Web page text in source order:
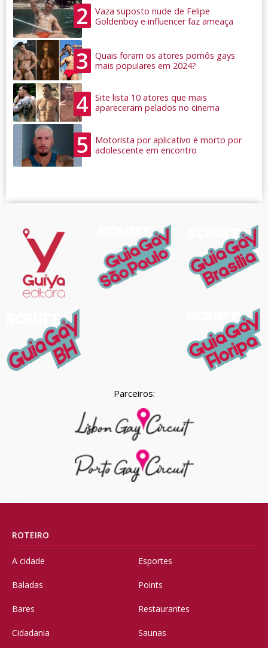
2
Vaza suposto nude de Felipe
Goldenboy e influencer faz ameaça
3
Quais foram os atores pornôs gays
mais populares em 2024?
4
Site lista 10 atores que mais
apareceram pelados no cinema
5
Motorista por aplicativo é morto por
adolescente em encontro
Parceiros:
ROTEIRO
A cidade
Baladas
Bares
Cidadania
Esportes
Points
Restaurantes
Saunas